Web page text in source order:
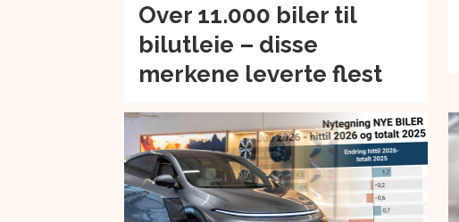
Over 11.000 biler til
bilutleie – disse
merkene leverte flest